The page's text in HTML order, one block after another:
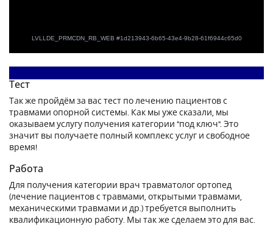
Тест
Так же пройдём за вас тест по лечению пациентов с
травмами опорной системы. Как мы уже сказали, мы
оказываем услугу получения категории "под ключ". Это
значит вы получаете полный комплекс услуг и свободное
время!
Работа
Для получения категории врач травматолог ортопед
(лечение пациентов с травмами, открытыми травмами,
механическими травмами и др.) требуется выполнить
квалификационную работу. Мы так же сделаем это для вас.